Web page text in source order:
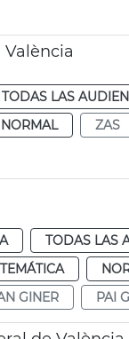
TODAS LAS
NORMAL ZAS
TODAS LAS
GINER PAI